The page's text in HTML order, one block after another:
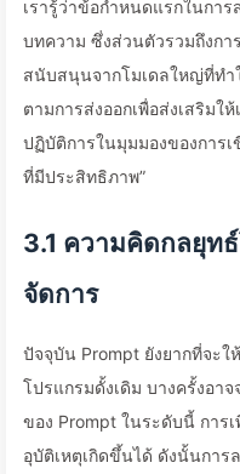
เรารู้ว่าข้อกำหนดแรกในการ
บทความ ซึ่งส่วนตัวรวมถึงก
สนับสนุนจากโมเดลใหญ่ที่ทำ
ตามการส่งออกเพื่อส่งเสริมใ
ปฏิบัติการในมุมมองของการเ
ที่มีประสิทธิภาพ”
3.1 ความคิดกลยุท
จัดการ
ปัจจุบัน Prompt ยังยากที่จะใ
โปรแกรมดั้งเดิม บางครั้งอา
ของ Prompt ในระดับนี้ การ
อุบัติเหตุเกิดขึ้นได้ ดังนั้นการ